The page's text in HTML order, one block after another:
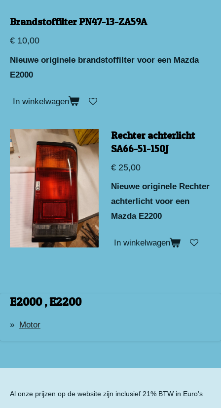
Brandstoffilter PN47-13-ZA59A
€ 10,00
Nieuwe originele brandstoffilter voor een Mazda
E2000
In winkelwagen
Rechter achterlicht
SA66-51-150J
€ 25,00
Nieuwe originele Rechter
achterlicht voor een
Mazda E2200
In winkelwagen
E2000 , E2200
Motor
Al onze prijzen op de website zijn inclusief 21% BTW in Euro's